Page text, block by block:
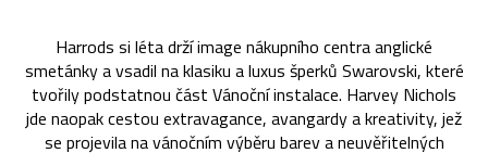
Harrods si léta drží image nákupního centra anglické
smetánky a vsadil na klasiku a luxus šperků Swarovski, které
tvořily podstatnou část Vánoční instalace. Harvey Nichols
jde naopak cestou extravagance, avangardy a kreativity, jež
se projevila na vánočním výběru barev a neuvěřitelných